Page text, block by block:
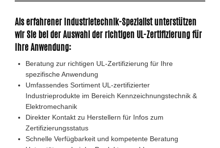
Als erfahrener Industrietechnik-Spezialist unterstützen
wir Sie bei der Auswahl der richtigen UL-Zertifizierung für
Ihre Anwendung:
Beratung zur richtigen UL-Zertifizierung für Ihre
spezifische Anwendung
Umfassendes Sortiment UL-zertifizierter
Industrieprodukte im Bereich Kennzeichnungstechnik &
Elektromechanik
Direkter Kontakt zu Herstellern für Infos zum
Zertifizierungsstatus
Schnelle Verfügbarkeit und kompetente Beratung